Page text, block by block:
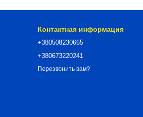
Контактная информация
+380508230665
+380673220241
Перезвонить вам?